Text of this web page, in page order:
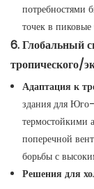
потребностями
точек в
6. Глобальный
тропического/
Адаптация к
здания для
термостойкими
поперечной
борьбы с
Решения для